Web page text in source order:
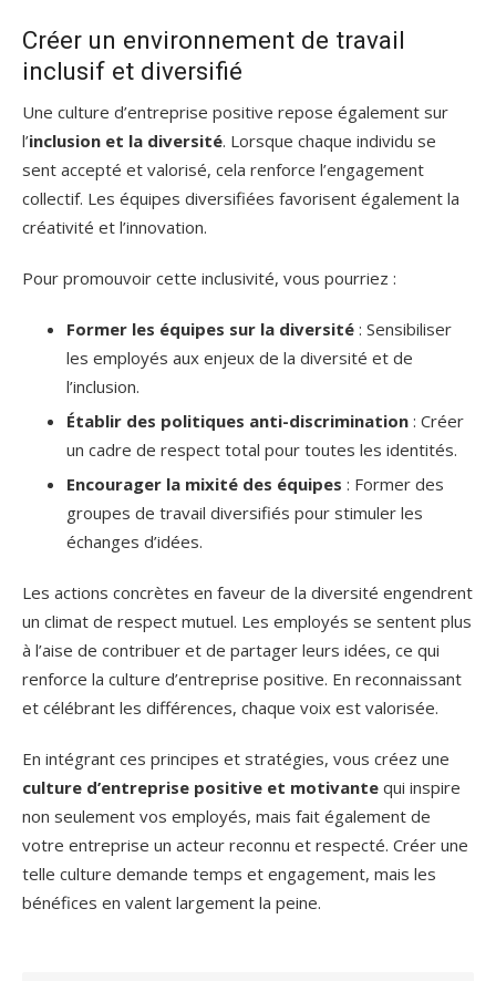
Créer un environnement de travail
inclusif et diversifié
Une culture d’entreprise positive repose également sur
l’inclusion et la diversité. Lorsque chaque individu se
sent accepté et valorisé, cela renforce l’engagement
collectif. Les équipes diversifiées favorisent également la
créativité et l’innovation.
Pour promouvoir cette inclusivité, vous pourriez :
Former les équipes sur la diversité : Sensibiliser
les employés aux enjeux de la diversité et de
l’inclusion.
Établir des politiques anti-discrimination : Créer
un cadre de respect total pour toutes les identités.
Encourager la mixité des équipes : Former des
groupes de travail diversifiés pour stimuler les
échanges d’idées.
Les actions concrètes en faveur de la diversité engendrent
un climat de respect mutuel. Les employés se sentent plus
à l’aise de contribuer et de partager leurs idées, ce qui
renforce la culture d’entreprise positive. En reconnaissant
et célébrant les différences, chaque voix est valorisée.
En intégrant ces principes et stratégies, vous créez une
culture d’entreprise positive et motivante qui inspire
non seulement vos employés, mais fait également de
votre entreprise un acteur reconnu et respecté. Créer une
telle culture demande temps et engagement, mais les
bénéfices en valent largement la peine.